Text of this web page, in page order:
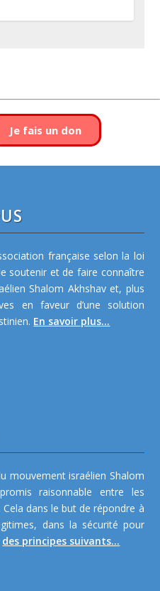
Je fais un don
française selon la loi
soutenir et de faire connaître
Shalom Akhshav et, plus
en faveur d’une solution
En savoir plus...
mouvement israélien Shalom
raisonnable entre les
dans le but de répondre à
dans la sécurité pour
des principes suivants...